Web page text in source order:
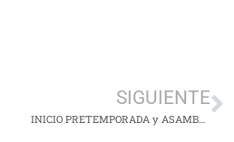
SIGUIENTE
INICIO PRETEMPORADA y ASAMBLEA SOCIOS